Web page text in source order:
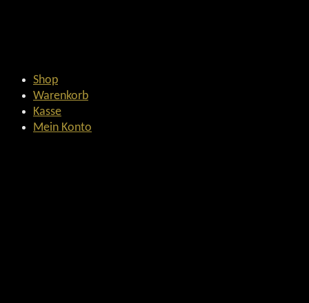
Shop
Warenkorb
Kasse
Mein Konto